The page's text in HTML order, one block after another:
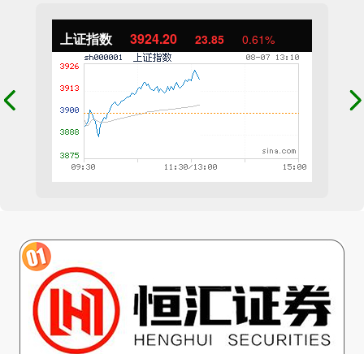
上证指数 3924.20 23.85 0.61%